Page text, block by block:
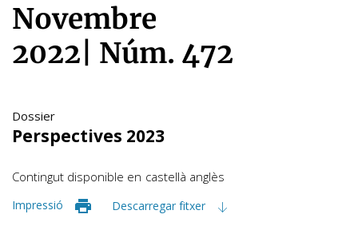
Novembre
2022 Núm. 472
Dossier
Perspectives 2023
Contingut disponible en castellà anglès
Impressió Descarregar fitxer